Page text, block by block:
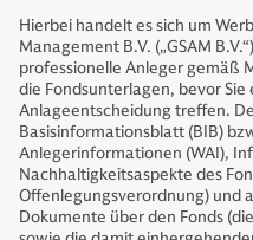
Hierbei handelt es sich um
Management B.V. („GSAM
professionelle Anleger gemäß
die Fondsunterlagen, bevor Sie
Anlageentscheidung treffen.
Basisinformationsblatt (BIB)
Anlegerinformationen (WAI),
Nachhaltigkeitsaspekte des
Offenlegungsverordnung) und
Dokumente über den Fonds